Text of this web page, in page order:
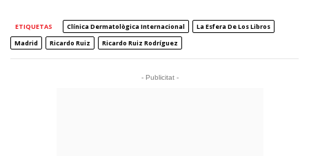
ETIQUETAS Clínica Dermatològica Internacional
La Esfera De Los Libros
Madrid
Ricardo Ruiz Ricardo Ruiz Rodríguez
- Publicitat -